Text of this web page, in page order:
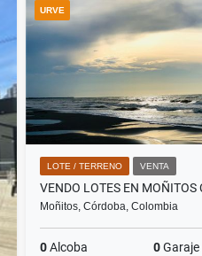
URVE
LOTE / TERRENO VENTA
VENDO LOTES EN MOÑITOS
Moñitos, Córdoba, Colombia
0Alcoba 0Garaje